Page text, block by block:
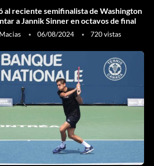
al reciente semifinalista de Washington
a Jannik Sinner en octavos de final
06/08/2024 720vistas